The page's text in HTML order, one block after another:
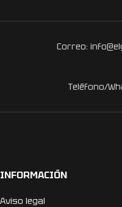
Correo:
Teléfono/
INFORMACIÓN
Aviso legal